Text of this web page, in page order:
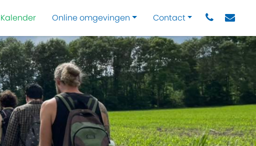
Kalender Online omgevingen Contact